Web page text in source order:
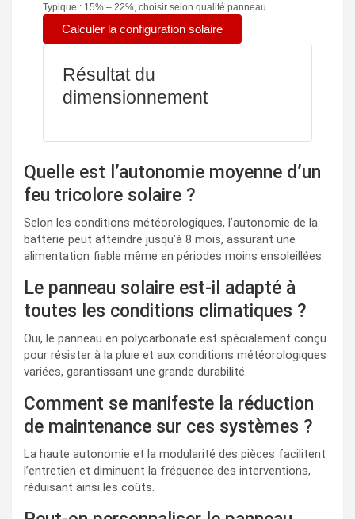
Typique : 15% – 22%, choisir selon qualité panneau
Calculer la configuration solaire
Résultat du
dimensionnement
Quelle est l’autonomie moyenne d’un
feu tricolore solaire ?
Selon les conditions météorologiques, l’autonomie de la
batterie peut atteindre jusqu’à 8 mois, assurant une
alimentation fiable même en périodes moins ensoleillées.
Le panneau solaire est-il adapté à
toutes les conditions climatiques ?
Oui, le panneau en polycarbonate est spécialement conçu
pour résister à la pluie et aux conditions météorologiques
variées, garantissant une grande durabilité.
Comment se manifeste la réduction
de maintenance sur ces systèmes ?
La haute autonomie et la modularité des pièces facilitent
l’entretien et diminuent la fréquence des interventions,
réduisant ainsi les coûts.